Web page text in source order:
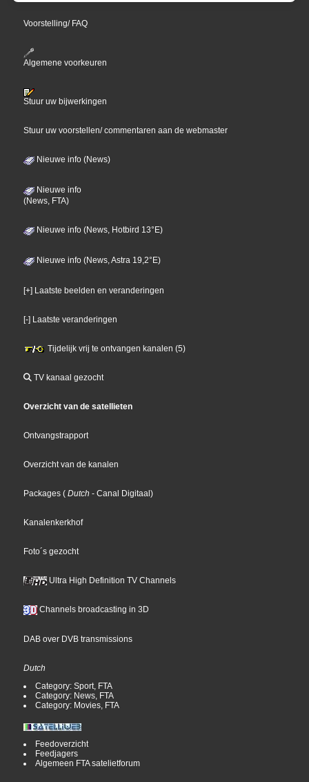
Voorstelling/ FAQ
Algemene voorkeuren
Stuur uw bijwerkingen
Stuur uw voorstellen/ commentaren aan de webmaster
Nieuwe info (News)
Nieuwe info
(News, FTA)
Nieuwe info (News, Hotbird 13°E)
Nieuwe info (News, Astra 19,2°E)
[+] Laatste beelden en veranderingen
[-] Laatste veranderingen
Tijdelijk vrij te ontvangen kanalen (5)
TV kanaal gezocht
Overzicht van de satellieten
Ontvangstrapport
Overzicht van de kanalen
Packages ( Dutch - Canal Digitaal)
Kanalenkerkhof
Foto´s gezocht
Ultra High Definition TV Channels
Channels broadcasting in 3D
DAB over DVB transmissions
Dutch
Category: Sport, FTA
Category: News, FTA
Category: Movies, FTA
Feedoverzicht
Feedjagers
Algemeen FTA satelietforum